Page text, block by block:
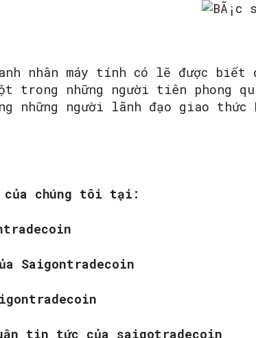
nhân máy tính có lẽ được
trong những người tiên phong
những người lãnh đạo giao thức
của chúng tôi tại:
Saigontradecoin
tin tức của saigotradecoin